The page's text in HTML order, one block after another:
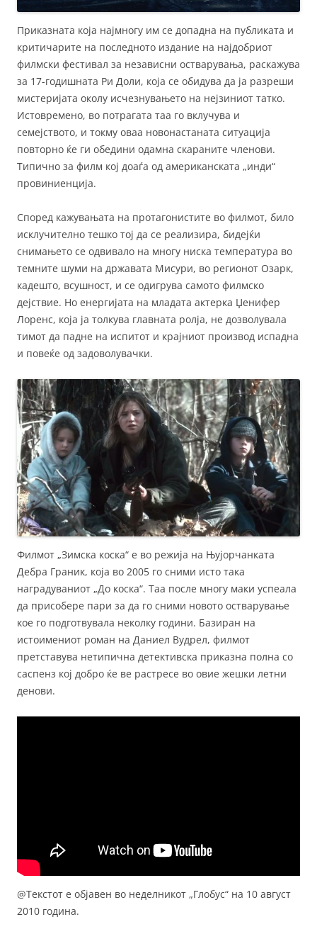
Приказната која најмногу им се допадна на публиката и
критичарите на последното издание на најдобриот
филмски фестивал за независни остварувања, раскажува
за 17-годишната Ри Доли, која се обидува да ја разреши
мистеријата околу исчезнувањето на нејзиниот татко.
Истовремено, во потрагата таа го вклучува и
семејството, и токму оваа новонастаната ситуација
повторно ќе ги обедини одамна скараните членови.
Типично за филм кој доаѓа од американската „инди“
провиниенција.
Според кажувањата на протагонистите во филмот, било
исклучително тешко тој да се реализира, бидејќи
снимањето се одвивало на многу ниска температура во
темните шуми на државата Мисури, во регионот Озарк,
кадешто, всушност, и се одигрува самото филмско
дејствие. Но енергијата на младата актерка Џенифер
Лоренс, која ја толкува главната ролја, не дозволувала
тимот да падне на испитот и крајниот производ испадна
и повеќе од задоволувачки.
Филмот „Зимска коска“ е во режија на Њујорчанката
Дебра Граник, која во 2005 го сними исто така
наградуваниот „До коска“. Таа после многу маки успеала
да присобере пари за да го сними новото остварување
кое го подготвувала неколку години. Базиран на
истоимениот роман на Даниел Вудрел, филмот
претставува нетипична детективска приказна полна со
саспенз кој добро ќе ве растресе во овие жешки летни
денови.
@Текстот е објавен во неделникот „Глобус“ на 10 август
2010 година.